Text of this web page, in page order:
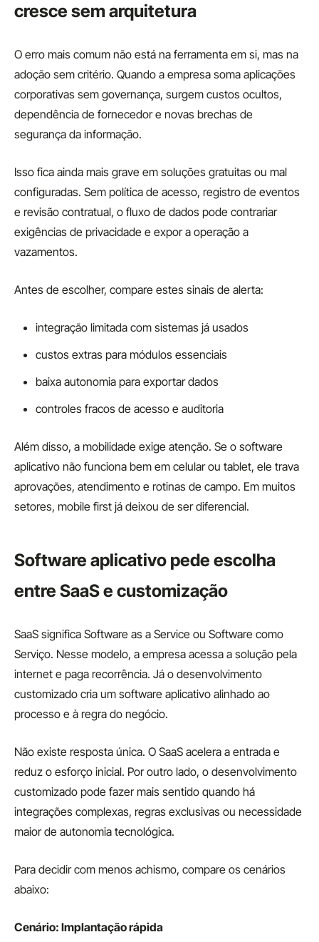
cresce sem arquitetura
O erro mais comum não está na ferramenta em si, mas na
adoção sem critério. Quando a empresa soma aplicações
corporativas sem governança, surgem custos ocultos,
dependência de fornecedor e novas brechas de
segurança da informação.
Isso fica ainda mais grave em soluções gratuitas ou mal
configuradas. Sem política de acesso, registro de eventos
e revisão contratual, o fluxo de dados pode contrariar
exigências de privacidade e expor a operação a
vazamentos.
Antes de escolher, compare estes sinais de alerta:
integração limitada com sistemas já usados
custos extras para módulos essenciais
baixa autonomia para exportar dados
controles fracos de acesso e auditoria
Além disso, a mobilidade exige atenção. Se o software
aplicativo não funciona bem em celular ou tablet, ele trava
aprovações, atendimento e rotinas de campo. Em muitos
setores, mobile first já deixou de ser diferencial.
Software aplicativo pede escolha
entre SaaS e customização
SaaS significa Software as a Service ou Software como
Serviço. Nesse modelo, a empresa acessa a solução pela
internet e paga recorrência. Já o desenvolvimento
customizado cria um software aplicativo alinhado ao
processo e à regra do negócio.
Não existe resposta única. O SaaS acelera a entrada e
reduz o esforço inicial. Por outro lado, o desenvolvimento
customizado pode fazer mais sentido quando há
integrações complexas, regras exclusivas ou necessidade
maior de autonomia tecnológica.
Para decidir com menos achismo, compare os cenários
abaixo:
Cenário: Implantação rápida